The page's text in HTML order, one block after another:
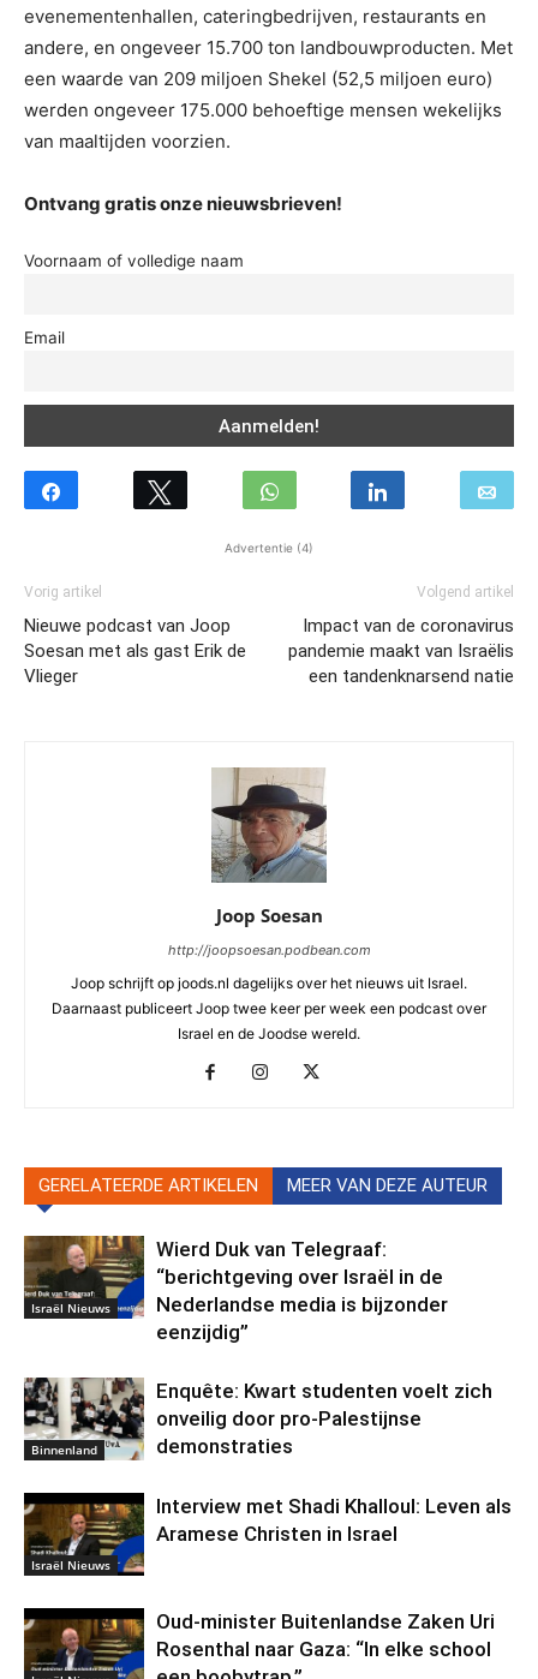
evenementenhallen, cateringbedrijven, restaurants en
andere, en ongeveer 15.700 ton landbouwproducten. Met
een waarde van 209 miljoen Shekel (52,5 miljoen euro)
werden ongeveer 175.000 behoeftige mensen wekelijks
van maaltijden voorzien.
Ontvang gratis onze nieuwsbrieven!
Voornaam of volledige naam
Email
Advertentie (4)
Vorig artikel
Nieuwe podcast van Joop
Soesan met als gast Erik de
Vlieger
Volgend artikel
Impact van de coronavirus
pandemie maakt van Israëlis
een tandenknarsend natie
Joop Soesan
http://joopsoesan.podbean.com
Joop schrijft op joods.nl dagelijks over het nieuws uit Israel.
Daarnaast publiceert Joop twee keer per week een podcast over
Israel en de Joodse wereld.
GERELATEERDE ARTIKELEN MEER VAN DEZE AUTEUR
Israël Nieuws
Wierd Duk van Telegraaf:
“berichtgeving over Israël in de
Nederlandse media is bijzonder
eenzijdig”
Binnenland
Enquête: Kwart studenten voelt zich
onveilig door pro-Palestijnse
demonstraties
Israël Nieuws
Interview met Shadi Khalloul: Leven als
Aramese Christen in Israel
Oud-minister Buitenlandse Zaken Uri
Rosenthal naar Gaza: “In elke school